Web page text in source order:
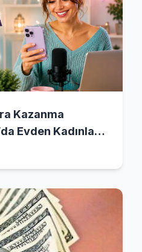
Kazanma
Evden Kadınlara
Rehberi